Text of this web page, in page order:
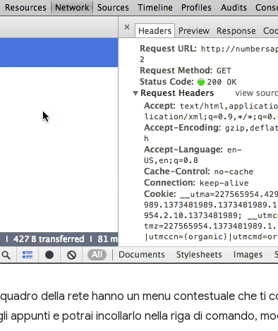
della rete hanno un menu contestuale che ti
appunti e potrai incollarlo nella riga di comando,